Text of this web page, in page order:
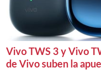
Vivo TWS 3 y Vivo
de Vivo suben la